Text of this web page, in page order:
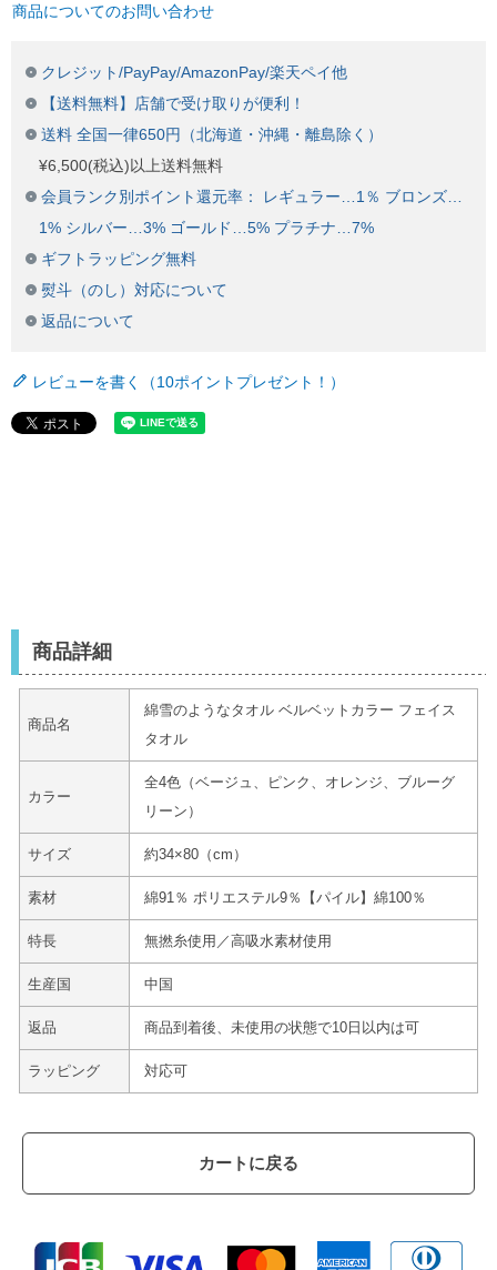
商品についてのお問い合わせ
クレジット/PayPay/AmazonPay/楽天ペイ他
【送料無料】店舗で受け取りが便利！
送料 全国一律650円（北海道・沖縄・離島除く）
¥6,500(税込)以上送料無料
会員ランク別ポイント還元率： レギュラー…1％ ブロンズ…
1% シルバー…3% ゴールド…5% プラチナ…7%
ギフトラッピング無料
熨斗（のし）対応について
返品について
レビューを書く（10ポイントプレゼント！）
商品詳細
商品名
綿雪のようなタオル ベルベットカラー フェイス
タオル
カラー
全4色（ベージュ、ピンク、オレンジ、ブルーグ
リーン）
サイズ 約34×80（cm）
素材 綿91％ ポリエステル9％【パイル】綿100％
特長 無撚糸使用／高吸水素材使用
生産国 中国
返品 商品到着後、未使用の状態で10日以内は可
ラッピング 対応可
カートに戻る